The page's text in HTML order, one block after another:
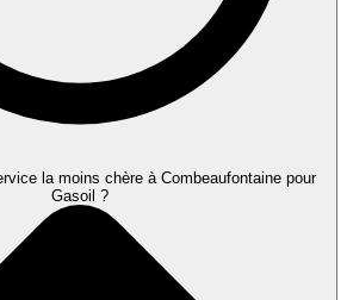
chère à Combeaufontaine pour
Gasoil ?